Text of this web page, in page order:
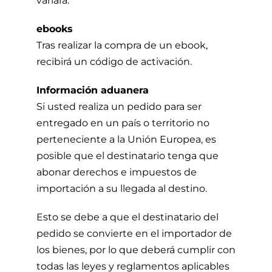
ebooks
Tras realizar la compra de un ebook,
recibirá un código de activación.
Información aduanera
Si usted realiza un pedido para ser
entregado en un país o territorio no
perteneciente a la Unión Europea, es
posible que el destinatario tenga que
abonar derechos e impuestos de
importación a su llegada al destino.
Esto se debe a que el destinatario del
pedido se convierte en el importador de
los bienes, por lo que deberá cumplir con
todas las leyes y reglamentos aplicables